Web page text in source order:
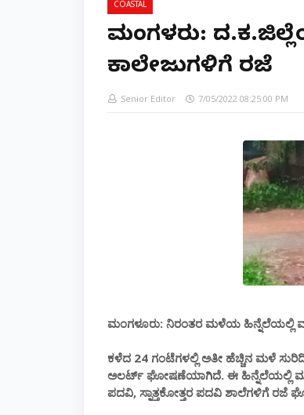
COASTAL
ಮಂಗಳೂರು:
ಕಾಲೇಜುಗಳಿಗೆ ರಜೆ
Senior Editor 7/05/2022 08:25:00 PM
ಮಂಗಳೂರು: ನಿರಂತರ ಮಳೆಯ ಹಿನ್ನೆಲೆಯಲ್ಲಿ
ಕಳೆದ 24 ಗಂಟೆಗಳಲ್ಲಿ ಅತೀ ಹೆಚ್ಚಿನ ಮಳೆ
ಅಲರ್ಟ್ ಘೋಷಣೆಯಾಗಿದೆ. ಈ ಹಿನ್ನೆಲೆಯಲ್ಲಿ
ಪದವಿ, ಸ್ನಾತ್ತಕೋತ್ತರ ಪದವಿ ಶಾಲೆಗಳಿಗೆ